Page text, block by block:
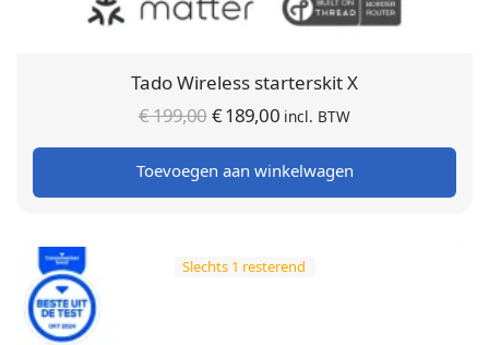
Tado Wireless starterskit X
€199,00Oorspronkelijke
prijs was:
€ 199,00.
€189,00 Huidige
prijs is:
€ 189,00.
incl. BTW
Toevoegen aan winkelwagen
Slechts 1 resterend